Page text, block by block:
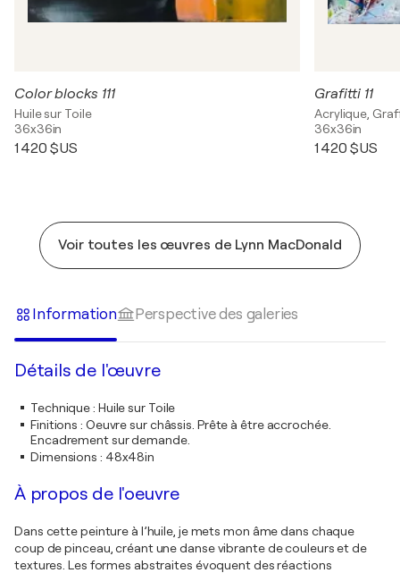
Color blocks 111
Huile sur Toile
36x36in
1 420 $US
Grafitti 11
Acrylique,
36x36in
1 420 $US
Voir toutes les œuvres de Lynn MacDonald
Information Perspective des galeries
Détails de l'œuvre
Technique: Huile sur Toile
Finitions : Oeuvre sur châssis. Prête à être accrochée.
Encadrement sur demande.
Dimensions : 48x48in
À propos de l'oeuvre
Dans cette peinture à l’huile, je mets mon âme dans chaque
coup de pinceau, créant une danse vibrante de couleurs et de
textures. Les formes abstraites évoquent des réactions